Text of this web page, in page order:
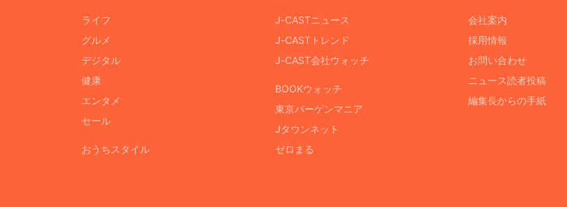
ライフ
グルメ
デジタル
健康
エンタメ
セール
おうちスタイル
J-CASTニュース
J-CASTトレンド
J-CAST会社ウォッチ
BOOKウォッチ
東京バーゲンマニア
Jタウンネット
ゼロまる
会社案内
採用情報
お問い合わせ
ニュース読者投稿
編集長からの手紙